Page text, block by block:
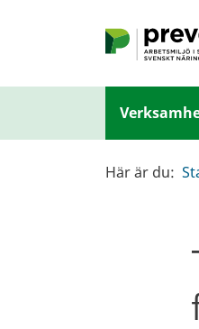
Hoppa till huvudinnehållet
Här är du: